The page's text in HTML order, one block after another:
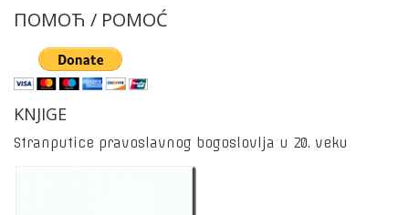
ПОМОЋ / POMOĆ
KNJIGE
Stranputice pravoslavnog bogoslovlja u 20. veku